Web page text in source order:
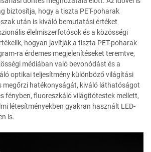
biztosítja, hogy a tiszta PET-poharak
után is kiváló bemutatási értéket
élelmiszerfotósok és a közösségi
hogyan javítják a tiszta PET-poharak
ra érdemes megjelenítéseket teremtve,
médiában való bevonódást és a
optikai teljesítmény különböző világítási
megőrzi hatékonyságát, kiváló láthatóságot
fényben, fluoreszkáló világítótestek mellett,
létesítményekben gyakran használt LED-
is.